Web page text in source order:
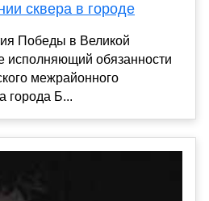
сквера в городе
Победы в Великой
исполняющий обязанности
межрайонного
города Б...